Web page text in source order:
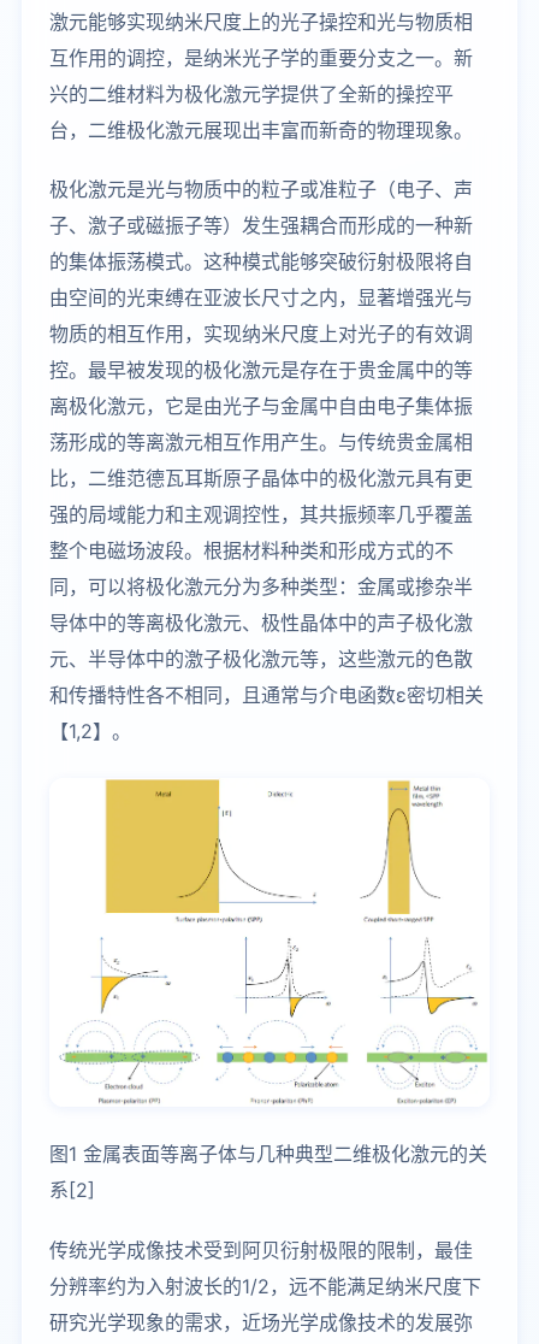
激元能够实现纳米尺度上的光子操控和光与物质相
互作用的调控，是纳米光子学的重要分支之一。新
兴的二维材料为极化激元学提供了全新的操控平
台，二维极化激元展现出丰富而新奇的物理现象。
极化激元是光与物质中的粒子或准粒子（电子、声
子、激子或磁振子等）发生强耦合而形成的一种新
的集体振荡模式。这种模式能够突破衍射极限将自
由空间的光束缚在亚波长尺寸之内，显著增强光与
物质的相互作用，实现纳米尺度上对光子的有效调
控。最早被发现的极化激元是存在于贵金属中的等
离极化激元，它是由光子与金属中自由电子集体振
荡形成的等离激元相互作用产生。与传统贵金属相
比，二维范德瓦耳斯原子晶体中的极化激元具有更
强的局域能力和主观调控性，其共振频率几乎覆盖
整个电磁场波段。根据材料种类和形成方式的不
同，可以将极化激元分为多种类型：金属或掺杂半
导体中的等离极化激元、极性晶体中的声子极化激
元、半导体中的激子极化激元等，这些激元的色散
和传播特性各不相同，且通常与介电函数ε密切相关
【1,2】。
图1 金属表面等离子体与几种典型二维极化激元的关
系[2]
传统光学成像技术受到阿贝衍射极限的限制，最佳
分辨率约为入射波长的1/2，远不能满足纳米尺度下
研究光学现象的需求，近场光学成像技术的发展弥